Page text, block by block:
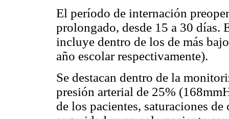
El período de internación
prolongado, desde 15 a 30 días.
incluye dentro de los de más
año escolar respectivamente).
Se destacan dentro de la
presión arterial de 25%
de los pacientes, saturaciones